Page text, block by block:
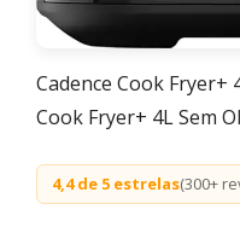
Cadence Cook Fryer+
Cook Fryer+ 4L Sem
4,4 de 5 estrelas(300+